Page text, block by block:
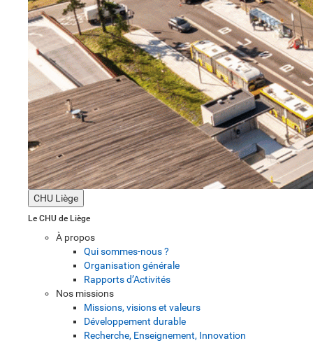
CHU Liège
Le CHU de Liège
À propos
Qui sommes-nous ?
Organisation générale
Rapports d’Activités
Nos missions
Missions, visions et valeurs
Développement durable
Recherche, Enseignement, Innovation